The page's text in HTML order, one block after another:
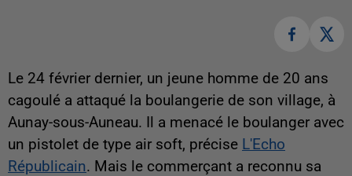
Le 24 février dernier, un jeune homme de 20 ans
cagoulé a attaqué la boulangerie de son village, à
Aunay-sous-Auneau. Il a menacé le boulanger avec
un pistolet de type air soft, précise L'Echo
Républicain. Mais le commerçant a reconnu sa